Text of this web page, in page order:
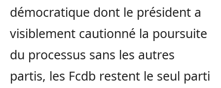
démocratique dont le président a
visiblement cautionné la poursuite
du processus sans les autres
partis, les Fcdb restent le seul parti